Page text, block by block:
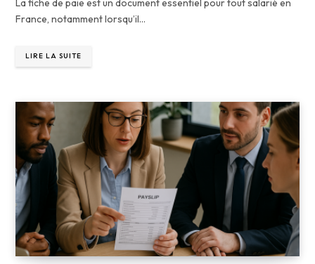
La fiche de paie est un document essentiel pour tout salarié en
France, notamment lorsqu’il…
LIRE LA SUITE